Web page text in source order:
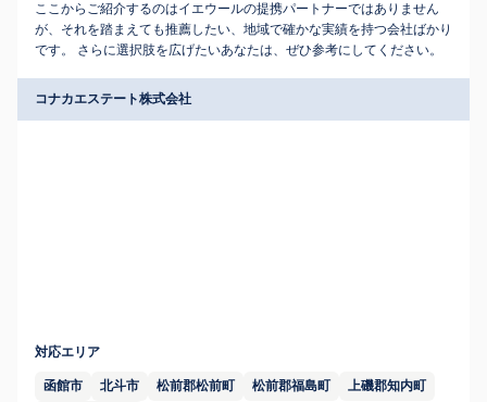
ここからご紹介するのはイエウールの提携パートナーではありません
が、それを踏まえても推薦したい、地域で確かな実績を持つ会社ばかり
です。 さらに選択肢を広げたいあなたは、ぜひ参考にしてください。
コナカエステート株式会社
対応エリア
函館市 北斗市 松前郡松前町 松前郡福島町
上磯郡知内町